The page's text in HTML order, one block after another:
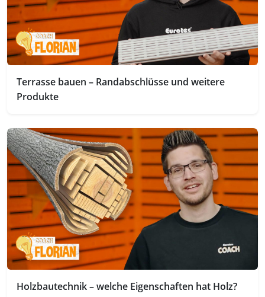
Terrasse bauen – Randabschlüsse und weitere
Produkte
Holzbautechnik – welche Eigenschaften hat Holz?